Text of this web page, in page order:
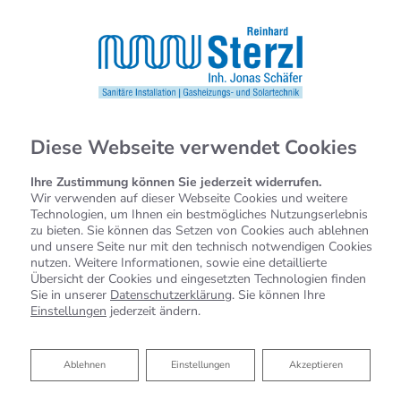
Startseite»Bad»Badinspiration & Musterbäder»Luxus-Bad 8,2 ㎡
Diese Webseite verwendet Cookies
Ihre Zustimmung können Sie jederzeit widerrufen.
Wir verwenden auf dieser Webseite Cookies und weitere
Technologien, um Ihnen ein bestmögliches Nutzungserlebnis
zu bieten. Sie können das Setzen von Cookies auch ablehnen
und unsere Seite nur mit den technisch notwendigen Cookies
nutzen. Weitere Informationen, sowie eine detaillierte
Übersicht der Cookies und eingesetzten Technologien finden
Sie in unserer Datenschutzerklärung. Sie können Ihre
Einstellungen jederzeit ändern.
Akzeptieren
Einstellungen
Ablehnen
Ablehnen